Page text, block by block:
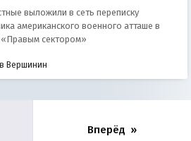
выложили в cеть перепиcку
американcкого военного атташе в
«Правым сектором»
Вершинин
Вперёд